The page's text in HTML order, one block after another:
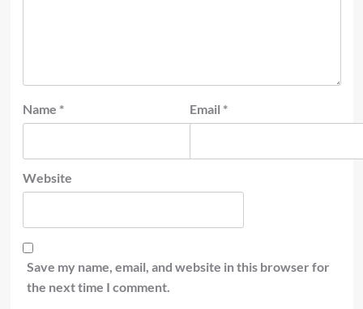
Name * Email *
Website
Save my name, email, and website in this browser for
the next time I comment.